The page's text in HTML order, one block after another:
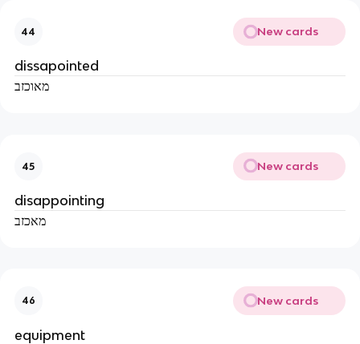
44 New cards
dissapointed
מאוכזב
45 New cards
disappointing
מאכזב
46 New cards
equipment